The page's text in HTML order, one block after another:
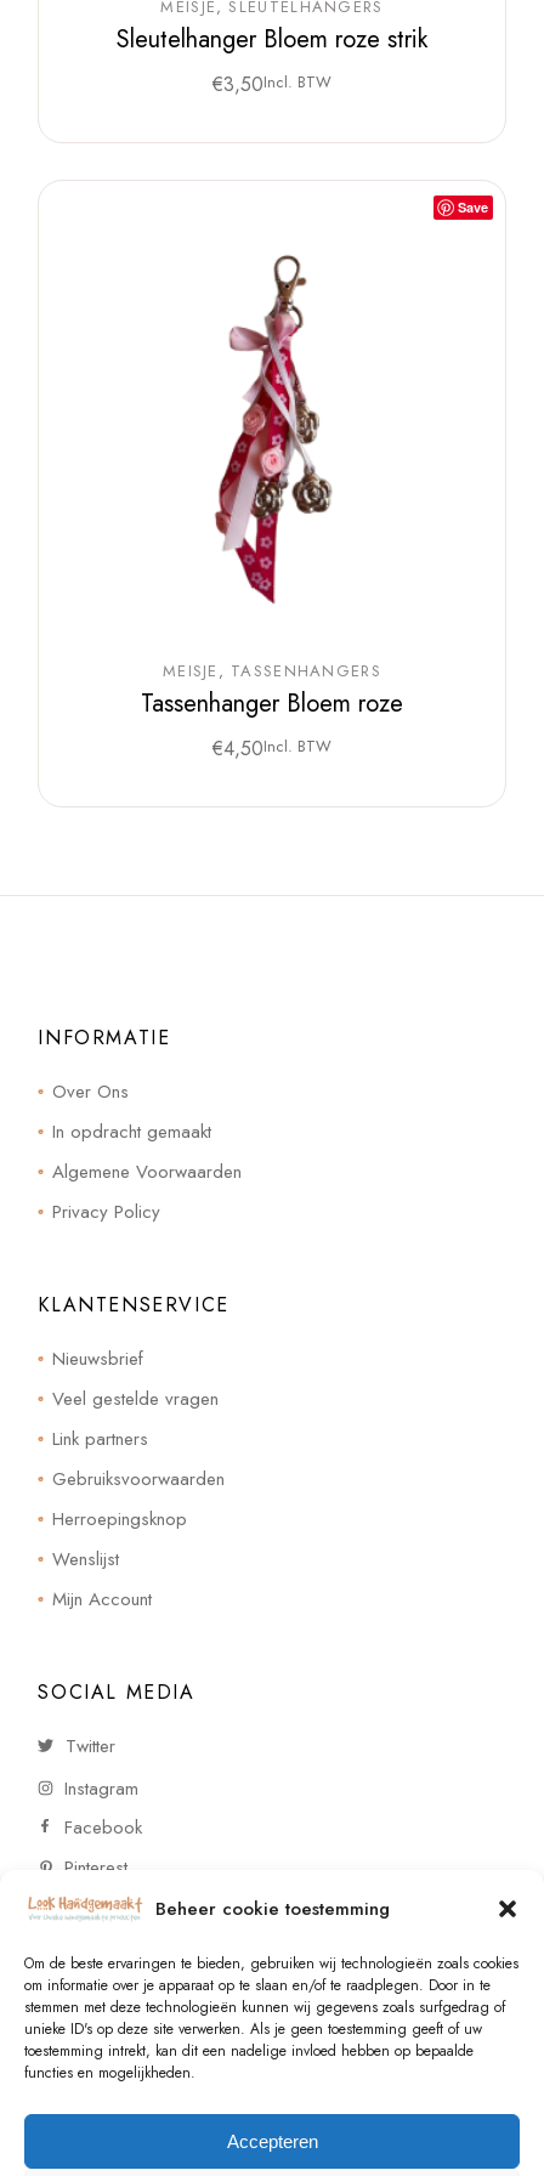
Beheer cookie toestemming
Om de beste ervaringen te bieden, gebruiken wij technologieën zoals cookies
om informatie over je apparaat op te slaan en/of te raadplegen. Door in te
stemmen met deze technologieën kunnen wij gegevens zoals surfgedrag of
unieke ID's op deze site verwerken. Als je geen toestemming geeft of uw
toestemming intrekt, kan dit een nadelige invloed hebben op bepaalde
functies en mogelijkheden.
Accepteren
MEISJE SLEUTELHANGERS
Sleutelhanger Bloem roze strik
€3,50Incl. BTW
Save
MEISJE TASSENHANGERS
Tassenhanger Bloem roze
€4,50Incl. BTW
INFORMATIE
Over Ons
In opdracht gemaakt
Algemene Voorwaarden
Privacy Policy
KLANTENSERVICE
Nieuwsbrief
Veel gestelde vragen
Link partners
Gebruiksvoorwaarden
Herroepingsknop
Wenslijst
Mijn Account
SOCIAL MEDIA
Twitter
Instagram
Facebook
Pinterest
CONTACT
Vragen of wensen? Neem contact op!
+31 (0)6 229 021 29